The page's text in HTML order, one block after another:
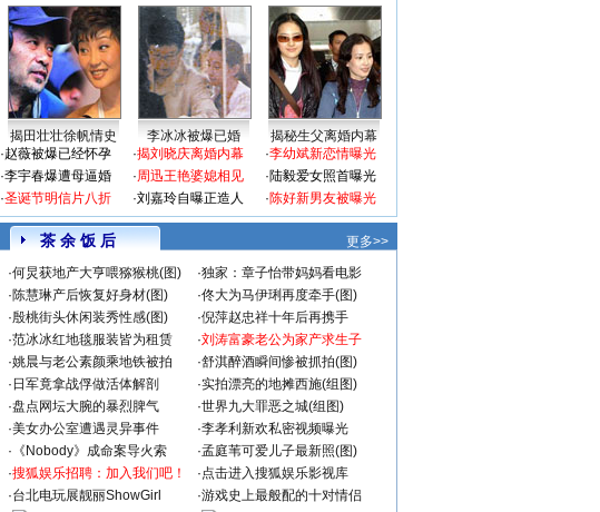
揭田壮壮徐帆情史 李冰冰被爆已婚
揭秘生父离婚内幕
·赵薇被爆已经怀孕
·李宇春爆遭母逼婚
·圣诞节明信片八折
·揭刘晓庆离婚内幕
·周迅王艳婆媳相见
·刘嘉玲自曝正造人
·李幼斌新恋情曝光
·陆毅爱女照首曝光
·陈好新男友被曝光
茶 余 饭 后
更多>>
·何炅获地产大亨喂猕猴桃(图) ·独家：章子怡带妈妈看电影
·陈慧琳产后恢复好身材(图) ·佟大为马伊琍再度牵手(图)
·殷桃街头休闲装秀性感(图) ·倪萍赵忠祥十年后再携手
·范冰冰红地毯服装皆为租赁 ·刘涛富豪老公为家产求生子
·姚晨与老公素颜乘地铁被拍 ·舒淇醉酒瞬间惨被抓拍(图)
· 日军竟拿战俘做活体解剖 ·实拍漂亮的地摊西施(组图)
·盘点网坛大腕的暴烈脾气 ·世界九大罪恶之城(组图)
·美女办公室遭遇灵异事件 ·李孝利新欢私密视频曝光
· 《Nobody》成命案导火索 ·孟庭苇可爱儿子最新照(图)
·搜狐娱乐招聘：加入我们吧！ ·点击进入搜狐娱乐影视库
·台北电玩展靓丽ShowGirl ·游戏史上最般配的十对情侣